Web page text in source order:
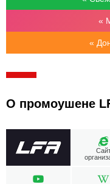
«
«
О промоушене